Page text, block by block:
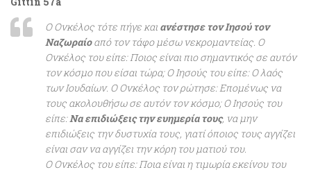
Ο Ονκέλος τότε πήγε και ανέστησε τον Ιησού τον
Ναζωραίοαπό τον τάφο μέσω νεκρομαντείας. Ο
Ονκέλος του είπε: Ποιος είναι πιο σημαντικός σε αυτόν
τον κόσμο που είσαι τώρα; Ο Ιησούς του είπε: Ο λαός
των Ιουδαίων. Ο Ονκέλος τον ρώτησε: Επομένως να
τους ακολουθήσω σε αυτόν τον κόσμο; Ο Ιησούς του
είπε:Να επιδιώξεις την ευημερία τους, να μην
επιδιώξεις την δυστυχία τους, γιατί όποιος τους αγγίζει
είναι σαν να αγγίζει την κόρη του ματιού του.
Ο Ονκέλος του είπε: Ποια είναι η τιμωρία εκείνου του